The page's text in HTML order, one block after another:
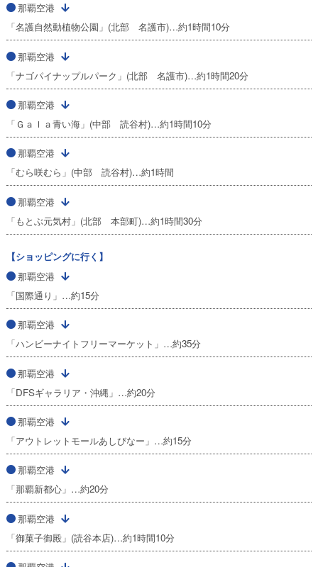
那覇空港
「名護自然動植物公園」(北部 名護市)…約1時間10分
那覇空港
「ナゴパイナップルパーク」(北部 名護市)…約1時間20分
那覇空港
「Ｇａｌａ青い海」(中部 読谷村)…約1時間10分
那覇空港
「むら咲むら」(中部 読谷村)…約1時間
那覇空港
「もとぶ元気村」(北部 本部町)…約1時間30分
【ショッピングに行く】
那覇空港
「国際通り」…約15分
那覇空港
「ハンビーナイトフリーマーケット」…約35分
那覇空港
「DFSギャラリア・沖縄」…約20分
那覇空港
「アウトレットモールあしびなー」…約15分
那覇空港
「那覇新都心」…約20分
那覇空港
「御菓子御殿」(読谷本店)…約1時間10分